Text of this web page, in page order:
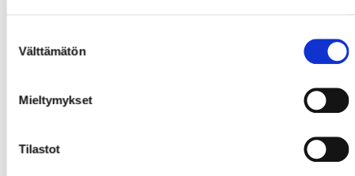
valinta
Välttämätön
Mieltymykset
Tilastot
60.00)